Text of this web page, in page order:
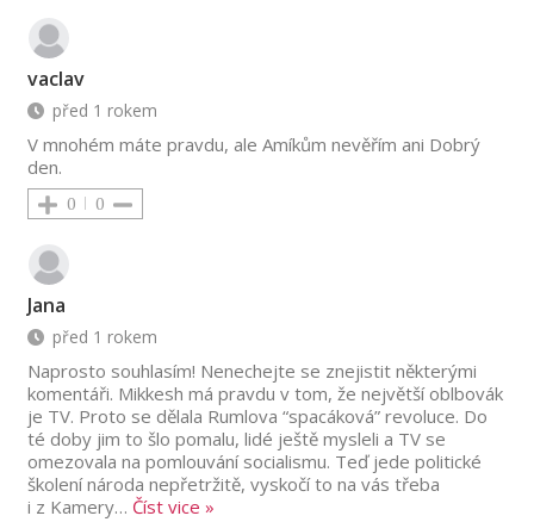
vaclav
před 1 rokem
V mnohém máte pravdu, ale Amíkům nevěřím ani Dobrý
den.
0 0
Jana
před 1 rokem
Naprosto souhlasím! Nenechejte se znejistit některými
komentáři. Mikkesh má pravdu v tom, že největší oblbovák
je TV. Proto se dělala Rumlova “spacáková” revoluce. Do
té doby jim to šlo pomalu, lidé ještě mysleli a TV se
omezovala na pomlouvání socialismu. Teď jede politické
školení národa nepřetržitě, vyskočí to na vás třeba
i z Kamery… Číst vice »